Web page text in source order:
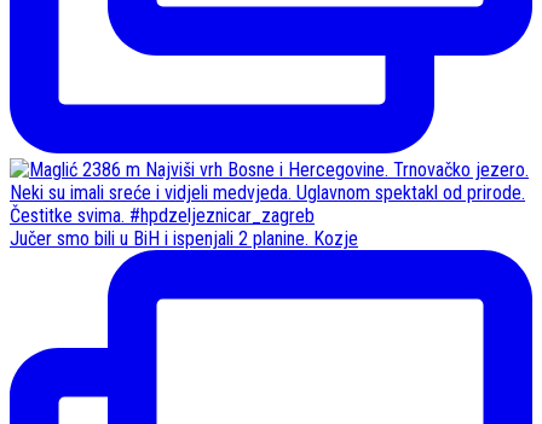
Jučer smo bili u BiH i ispenjali 2 planine. Kozje